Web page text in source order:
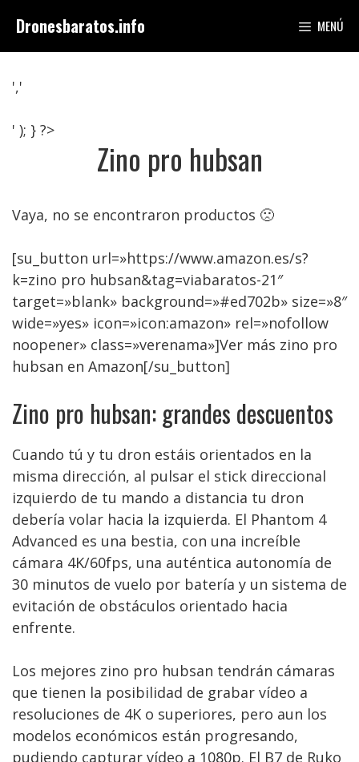
contenido
Dronesbaratos.info MENÚ
','
' ); } ?>
Zino pro hubsan
Vaya, no se encontraron productos 🙁
[su_button url=»https://www.amazon.es/s?
k=zino pro hubsan&tag=viabaratos-21″
target=»blank» background=»#ed702b» size=»8″
wide=»yes» icon=»icon:amazon» rel=»nofollow
noopener» class=»verenama»]Ver más zino pro
hubsan en Amazon[/su_button]
Zino pro hubsan: grandes descuentos
Cuando tú y tu dron estáis orientados en la
misma dirección, al pulsar el stick direccional
izquierdo de tu mando a distancia tu dron
debería volar hacia la izquierda. El Phantom 4
Advanced es una bestia, con una increíble
cámara 4K/60fps, una auténtica autonomía de
30 minutos de vuelo por batería y un sistema de
evitación de obstáculos orientado hacia
enfrente.
Los mejores zino pro hubsan tendrán cámaras
que tienen la posibilidad de grabar vídeo a
resoluciones de 4K o superiores, pero aun los
modelos económicos están progresando,
pudiendo capturar vídeo a 1080p. El B7 de Ruko